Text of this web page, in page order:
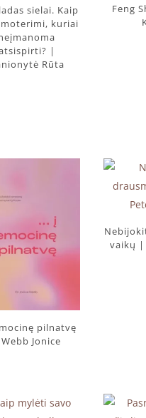
sielai. Kaip
kuriai
|
Rūta
Feng
pilnatvę
Jonice
vaikų |